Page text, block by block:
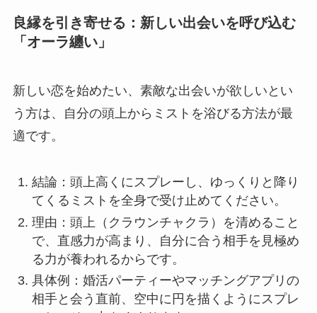
良縁を引き寄せる：新しい出会いを呼び込む
「オーラ纏い」
新しい恋を始めたい、素敵な出会いが欲しいとい
う方は、自分の頭上からミストを浴びる方法が最
適です。
結論：頭上高くにスプレーし、ゆっくりと降り
てくるミストを全身で受け止めてください。
理由：頭上（クラウンチャクラ）を清めること
で、直感力が高まり、自分に合う相手を見極め
る力が養われるからです。
具体例：婚活パーティーやマッチングアプリの
相手と会う直前、空中に円を描くようにスプレ